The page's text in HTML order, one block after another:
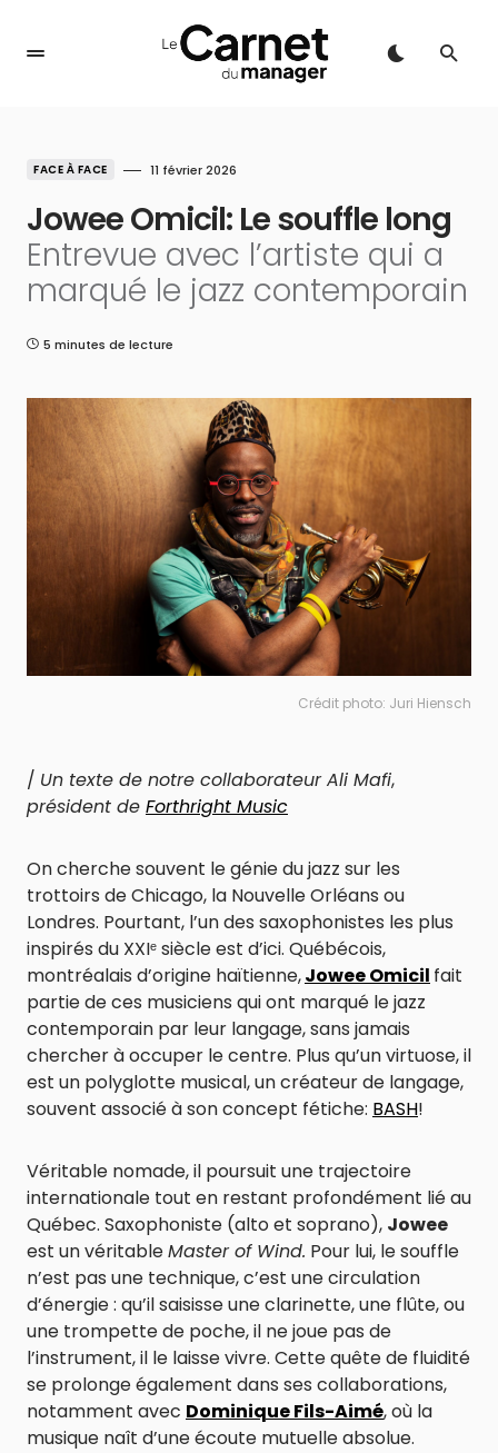
FACE À FACE 11 février 2026
Jowee Omicil: Le souffle long
Entrevue avec l’artiste qui a
marqué le jazz contemporain
5 minutes de lecture
Crédit photo: Juri Hiensch
/ Un texte de notre collaborateur Ali Mafi,
président de Forthright Music
On cherche souvent le génie du jazz sur les
trottoirs de Chicago, la Nouvelle Orléans ou
Londres. Pourtant, l’un des saxophonistes les plus
inspirés du XXIᵉ siècle est d’ici. Québécois,
montréalais d’origine haïtienne,Jowee Omicil fait
partie de ces musiciens qui ont marqué le jazz
contemporain par leur langage, sans jamais
chercher à occuper le centre. Plus qu’un virtuose, il
est un polyglotte musical, un créateur de langage,
souvent associé à son concept fétiche: BASH!
Véritable nomade, il poursuit une trajectoire
internationale tout en restant profondément lié au
Québec. Saxophoniste (alto et soprano), Jowee
est un véritableMaster of Wind. Pour lui, le souffle
n’est pas une technique, c’est une circulation
d’énergie : qu’il saisisse une clarinette, une flûte, ou
une trompette de poche, il ne joue pas de
l’instrument, il le laisse vivre. Cette quête de fluidité
se prolonge également dans ses collaborations,
notamment avec Dominique Fils-Aimé, où la
musique naît d’une écoute mutuelle absolue.